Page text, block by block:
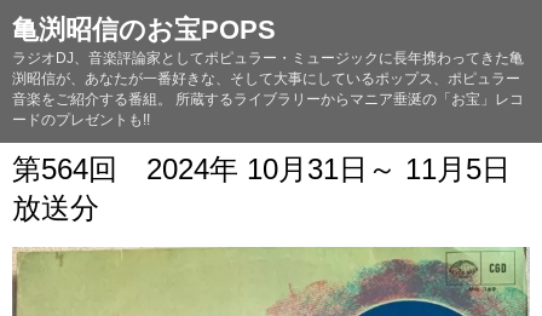
亀渕昭信のお宝POPS
ラジオDJ、音楽評論家としてポピュラー・ミュージックに長年携わってきた亀
渕昭信が、あなたが一番好きな、そして大事にしているポップス、ポピュラー
音楽をご紹介する番組。 所蔵するライブラリーからマニア垂涎の「お宝」レコ
ードのプレゼントも!!
第564回 2024年 10月31日～ 11月5日
放送分